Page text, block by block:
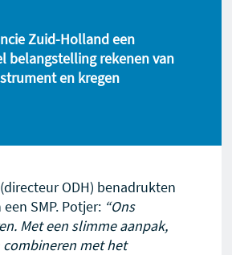
Zuid-Holland een
belangstelling rekenen van
en kregen
ODH) benadrukten
SMP. Potjer: “Ons
Met een slimme aanpak,
combineren met het